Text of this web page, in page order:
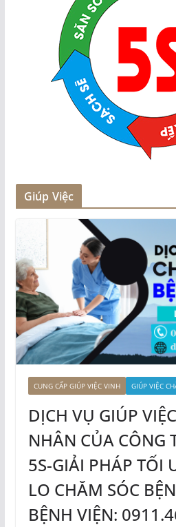
Giúp Việc
CUNG CẤP GIÚP VIỆC VINH GIÚP VIỆC
DỊCH VỤ GIÚP
NHÂN CỦA CÔNG
5S-GIẢI PHÁP TỐI
LO CHĂM SÓC
BỆNH VIỆN: